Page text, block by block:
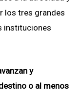
los tres grandes
instituciones
y
o al menos